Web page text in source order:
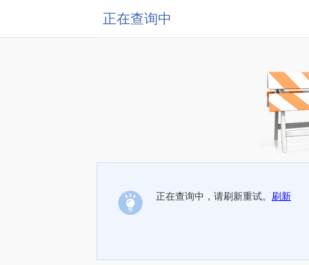
正在查询中
正在查询中，请刷新重试。 刷新